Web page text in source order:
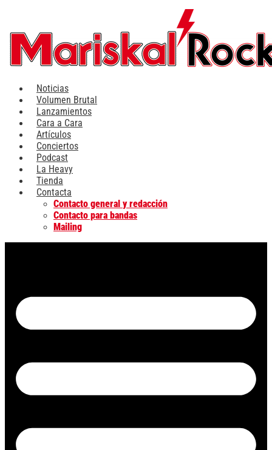
contenido
Noticias
Volumen Brutal
Lanzamientos
Cara a Cara
Artículos
Conciertos
Podcast
La Heavy
Tienda
Contacta
Contacto general y redacción
Contacto para bandas
Mailing